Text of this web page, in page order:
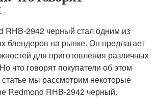
RHB-2942 черный стал одним из
блендеров на рынке. Он предлагает
для приготовления различных
что говорят покупатели об этом
мы рассмотрим некоторые
Redmond RHB-2942 черный.